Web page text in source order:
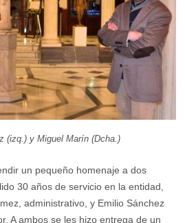
(izq.) y Miguel Marín (Dcha.)
un pequeño homenaje a dos
30 años de servicio en la entidad,
administrativo, y Emilio Sánchez
A ambos se les hizo entrega de un